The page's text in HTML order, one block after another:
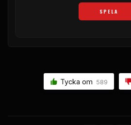
SPELA
Tycka om 589